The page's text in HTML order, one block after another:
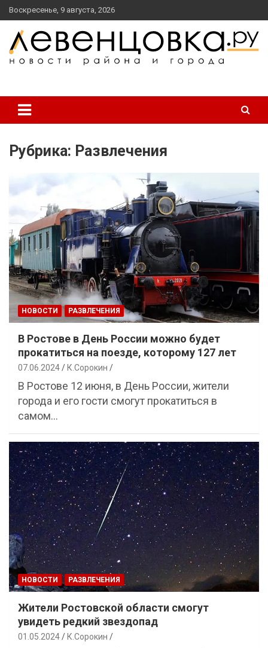
перейти
к
содержанию
Воскресенье, 9 августа, 2026
Рубрика: Развлечения
НОВОСТИ РАЗВЛЕЧЕНИЯ
В Ростове в День России можно будет
прокатиться на поезде, которому 127 лет
07.06.2024 К.Сорокин
В Ростове 12 июня, в День России, жители
города и его гости смогут прокатиться в
самом…
НОВОСТИ РАЗВЛЕЧЕНИЯ
Жители Ростовской области смогут
увидеть редкий звездопад
01.05.2024 К.Сорокин